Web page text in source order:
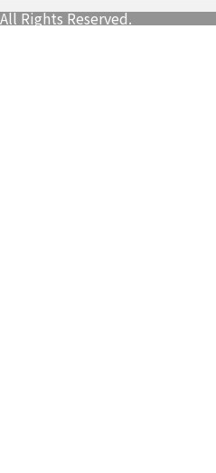
Rights Reserved.